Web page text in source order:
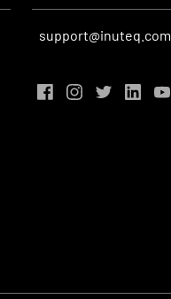
support@inuteq.com